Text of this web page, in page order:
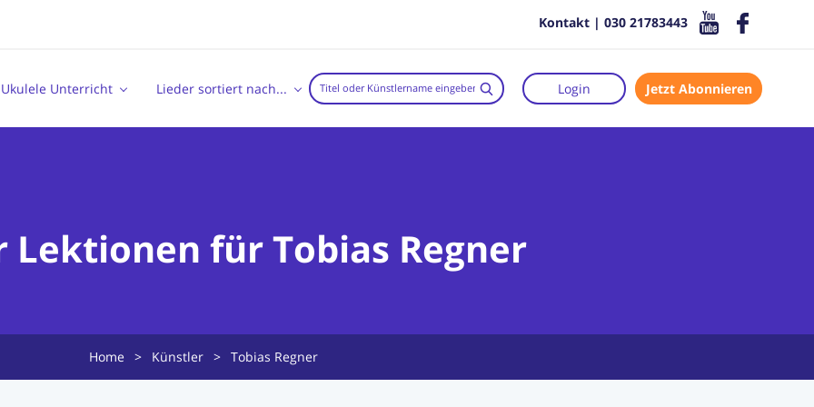
Kontakt | 030 21783443
Ukulele Unterricht Lieder sortiert nach... Login Jetzt Abonnieren
Lektionen für Tobias Regner
Home > Künstler > Tobias Regner